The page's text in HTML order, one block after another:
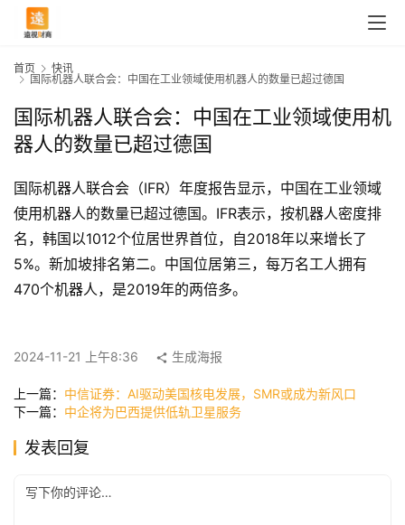
首
讯
司
首页
快讯
国际机器人联合会：中国在工业领域使用机器人的数量已超过德国
国际机器人联合会：中国在工业领域使用机
器人的数量已超过德国
国际机器人联合会（IFR）年度报告显示，中国在工业领域
使用机器人的数量已超过德国。IFR表示，按机器人密度排
名，韩国以1012个位居世界首位，自2018年以来增长了
5%。新加坡排名第二。中国位居第三，每万名工人拥有
470个机器人，是2019年的两倍多。
2024-11-21 上午8:36 生成海报
上一篇： 中信证券：AI驱动美国核电发展，SMR或成为新风口
下一篇： 中企将为巴西提供低轨卫星服务
发表回复